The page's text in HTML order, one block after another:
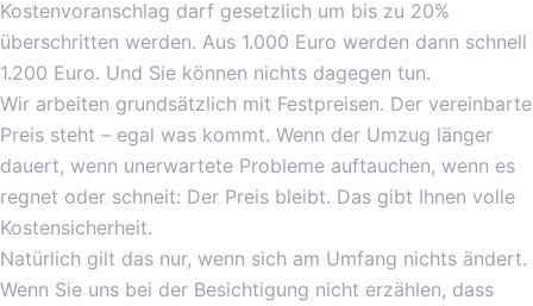
Kostenvoranschlag darf gesetzlich um bis zu 20%
überschritten werden. Aus 1.000 Euro werden dann schnell
1.200 Euro. Und Sie können nichts dagegen tun.
Wir arbeiten grundsätzlich mit Festpreisen. Der vereinbarte
Preis steht – egal was kommt. Wenn der Umzug länger
dauert, wenn unerwartete Probleme auftauchen, wenn es
regnet oder schneit: Der Preis bleibt. Das gibt Ihnen volle
Kostensicherheit.
Natürlich gilt das nur, wenn sich am Umfang nichts ändert.
Wenn Sie uns bei der Besichtigung nicht erzählen, dass